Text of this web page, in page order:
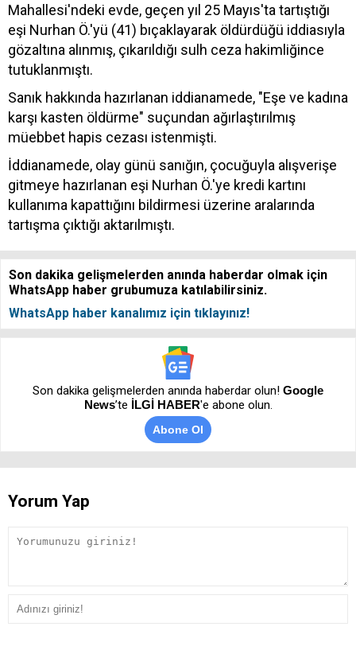
Mahallesi'ndeki evde, geçen yıl 25 Mayıs'ta tartıştığı
eşi Nurhan Ö.'yü (41) bıçaklayarak öldürdüğü iddiasıyla
gözaltına alınmış, çıkarıldığı sulh ceza hakimliğince
tutuklanmıştı.
Sanık hakkında hazırlanan iddianamede, "Eşe ve kadına
karşı kasten öldürme" suçundan ağırlaştırılmış
müebbet hapis cezası istenmişti.
İddianamede, olay günü sanığın, çocuğuyla alışverişe
gitmeye hazırlanan eşi Nurhan Ö.'ye kredi kartını
kullanıma kapattığını bildirmesi üzerine aralarında
tartışma çıktığı aktarılmıştı.
Son dakika gelişmelerden anında haberdar olmak için
WhatsApp haber grubumuza katılabilirsiniz.
WhatsApp haber kanalımız için tıklayınız!
Son dakika gelişmelerden anında haberdar olun! Google
News’te İLGİ HABER'e abone olun.
Abone Ol
Yorum Yap